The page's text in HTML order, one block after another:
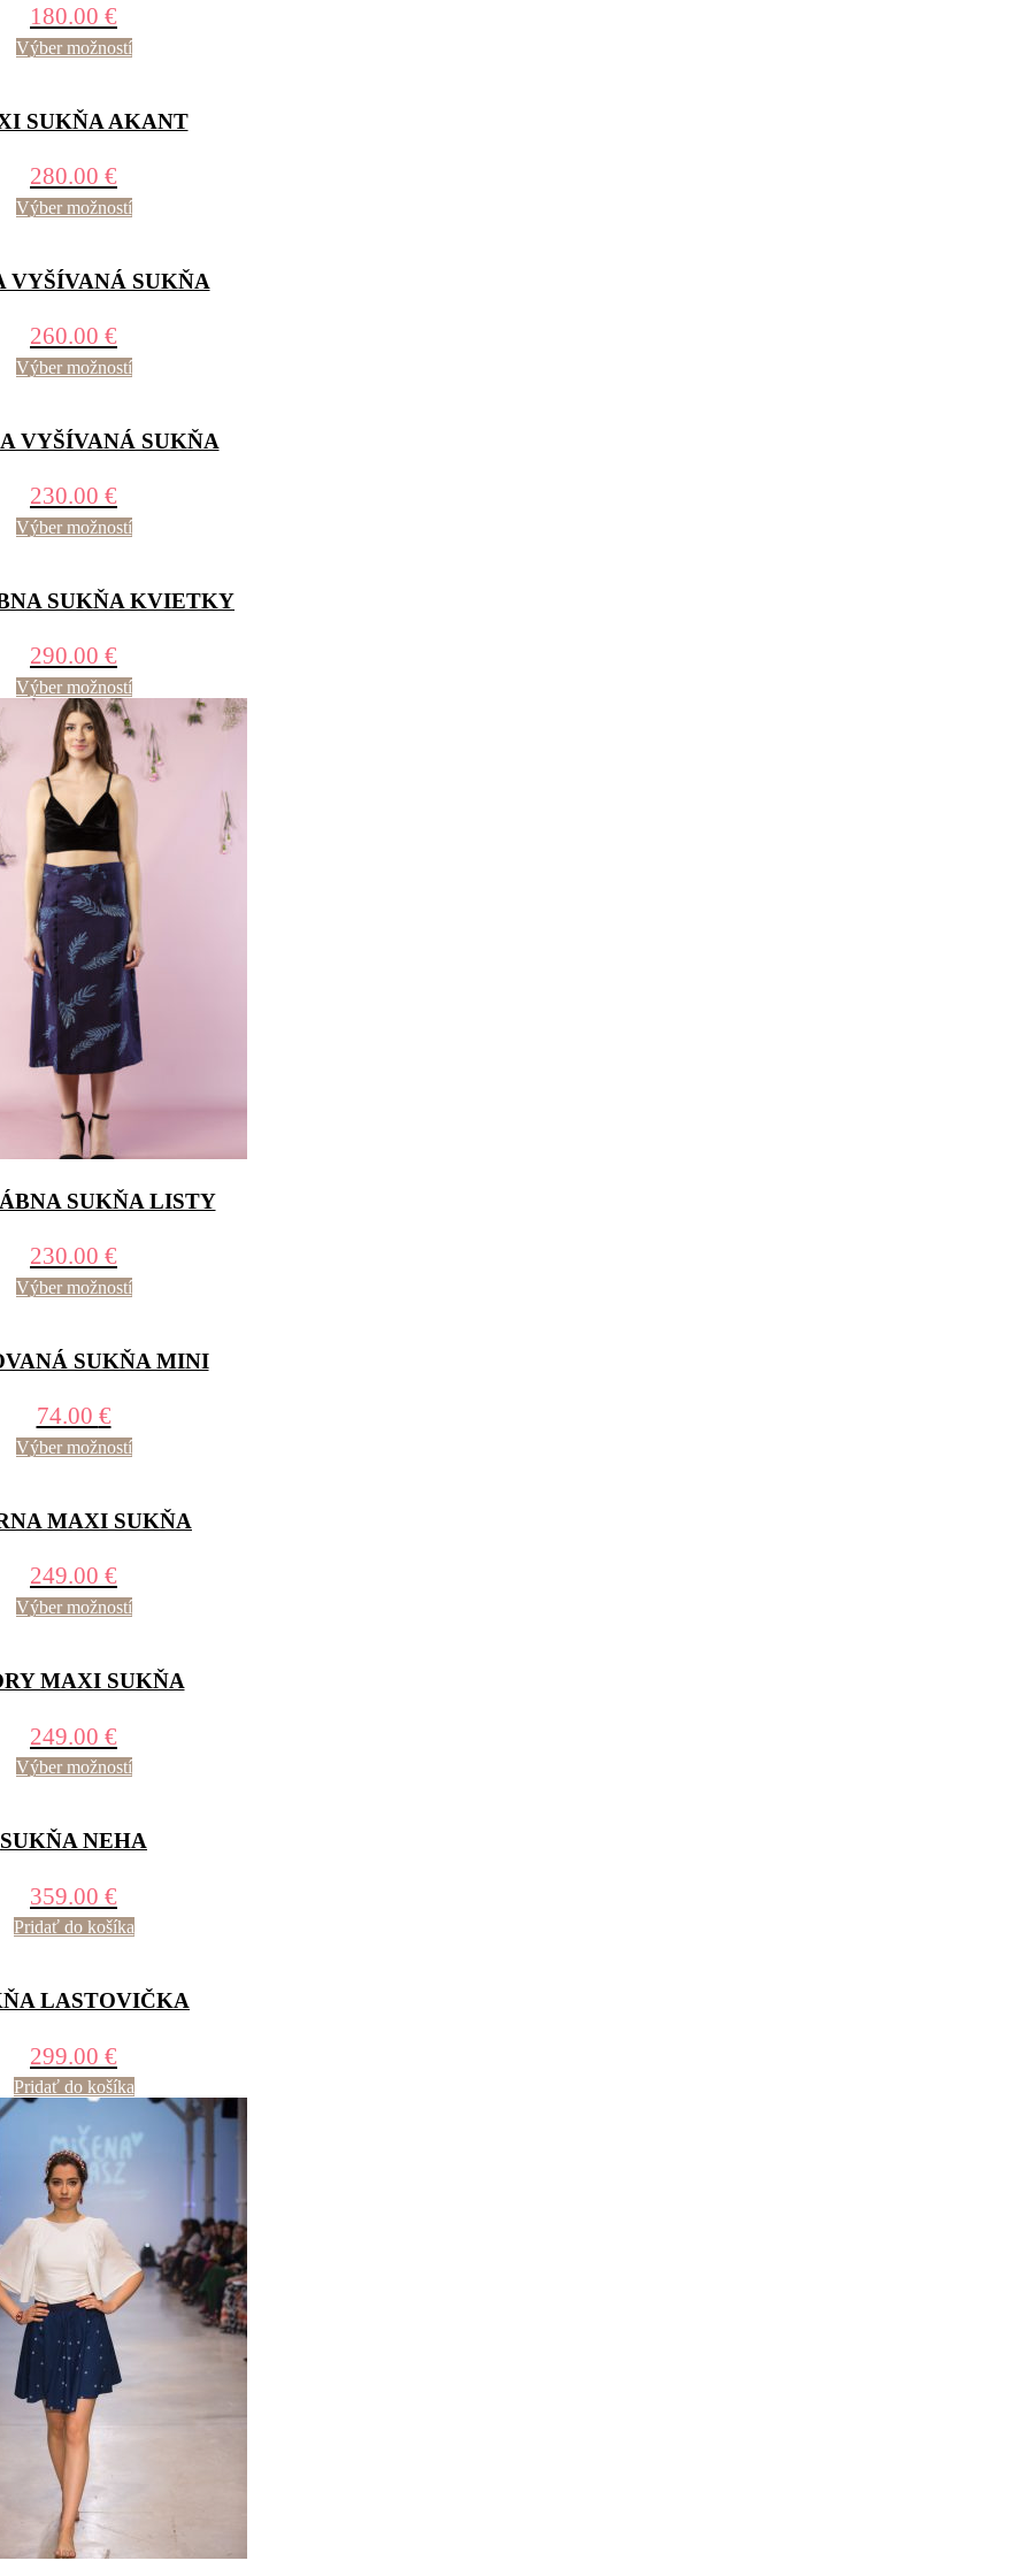
180.00 €
Výber možností
SUKŇA AKANT
280.00 €
Výber možností
VYŠÍVANÁ SUKŇA
260.00 €
Výber možností
VYŠÍVANÁ SUKŇA
230.00 €
Výber možností
SUKŇA KVIETKY
290.00 €
Výber možností
SUKŇA LISTY
230.00 €
Výber možností
SUKŇA MINI
74.00 €
Výber možností
MAXI SUKŇA
249.00 €
Výber možností
MAXI SUKŇA
249.00 €
Výber možností
SUKŇA NEHA
359.00 €
Pridať do košíka
LASTOVIČKA
299.00 €
Pridať do košíka